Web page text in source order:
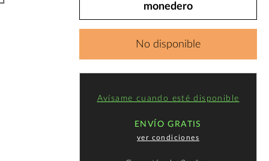
monedero
No disponible
Avísame cuando esté disponible
ENVÍO GRATIS
ver condiciones